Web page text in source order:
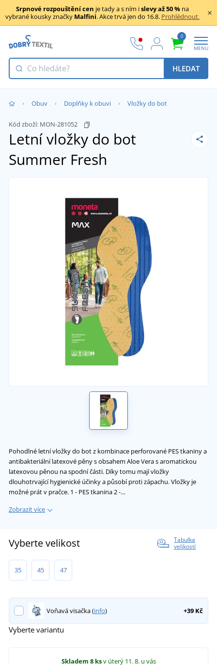
Srpnové rozpouštění cen je tady a s ním islevy až 50 % na
vybrané kousky značky Malfini. Akce trvá jen do 16.8. Prohlédnout.
0
MENU
HLEDAT
Obuv Doplňky k obuvi Vložky do bot
Kód zboží: MON-281052
Letní vložky do bot
Summer Fresh
Pohodlné letní vložky do bot z kombinace perforované PES tkaniny a
antibakteriální latexové pěny s obsahem Aloe Vera s aromatickou
latexovou pěnou na spodní části. Díky tomu mají vložky
dlouhotrvající hygienické účinky a působí proti zápachu. Vložky je
možné prát v pračce. 1 - PES tkanina 2 -…
Zobrazit více
Vyberte velikost
Tabulka
velikostí
35 45 47
Voňavá visačka (info) +39 Kč
Vyberte variantu
Skladem 8 ksv úterý 11. 8. u vás